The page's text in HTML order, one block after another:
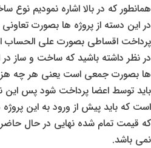
همانطور که در بالا اشاره نمودیم نوع
در این دسته از پروژه ها بصورت
پرداخت اقساطی بصورت علی الحساب
در نظر داشته باشید که ساخت و ساز در
ها بصورت جمعی است یعنی هر چه
باید توسط اعضا پرداخت شود پس این
است که باید پیش از ورود به این پروژه
که قیمت تمام شده نهایی در حال
نمی باشد.